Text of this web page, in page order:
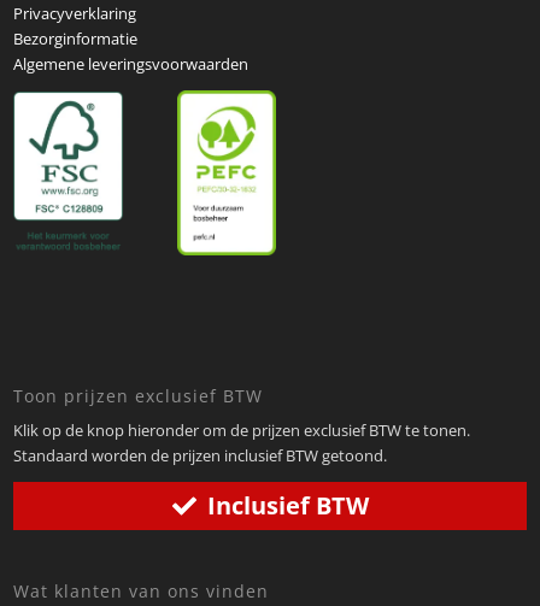
Privacyverklaring
Bezorginformatie
Algemene leveringsvoorwaarden
Toon prijzen exclusief BTW
Klik op de knop hieronder om de prijzen exclusief BTW te tonen.
Standaard worden de prijzen inclusief BTW getoond.
Inclusief BTW
Wat klanten van ons vinden